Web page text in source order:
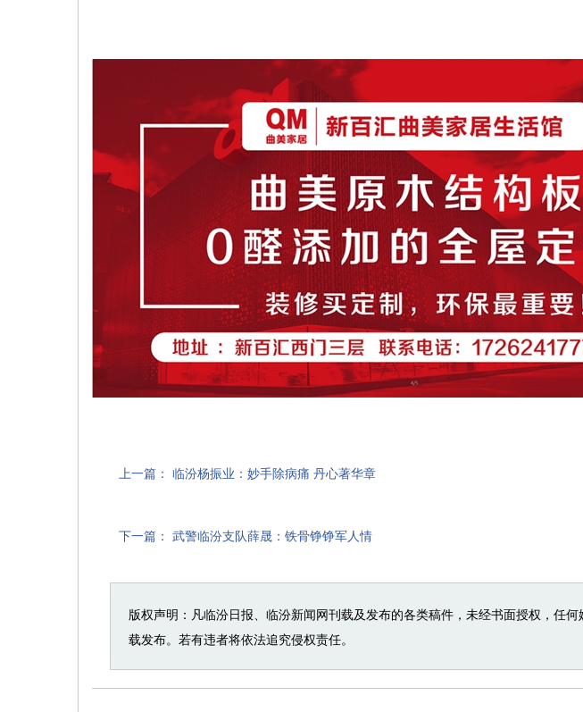
上一篇： 临汾杨振业：妙手除病痛 丹心著华章
下一篇： 武警临汾支队薛晟：铁骨铮铮军人情
版权声明：凡临汾日报、临汾新闻网刊载及发布的各类稿件，未经书面授权，任
载发布。若有违者将依法追究侵权责任。